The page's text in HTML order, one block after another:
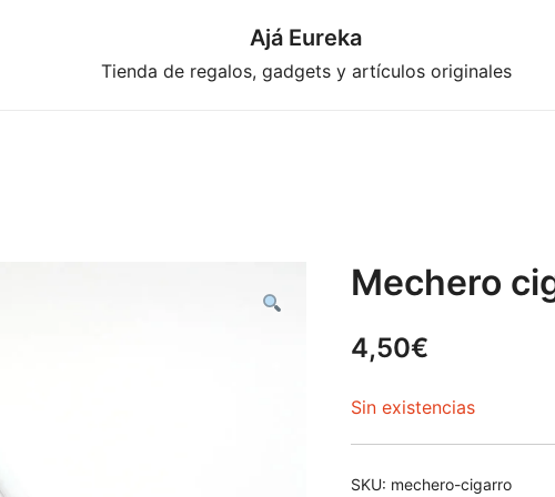
Ajá Eureka
Tienda de regalos, gadgets y artículos originales
Mechero
4,50€
Sin existencias
SKU: mechero-cigarro